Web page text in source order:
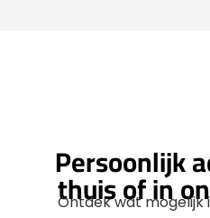
Persoonlijk
thuis of in
Ontdek wat mogelijk